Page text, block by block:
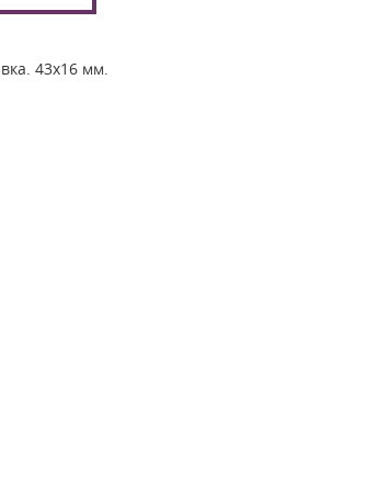
43х16 мм.